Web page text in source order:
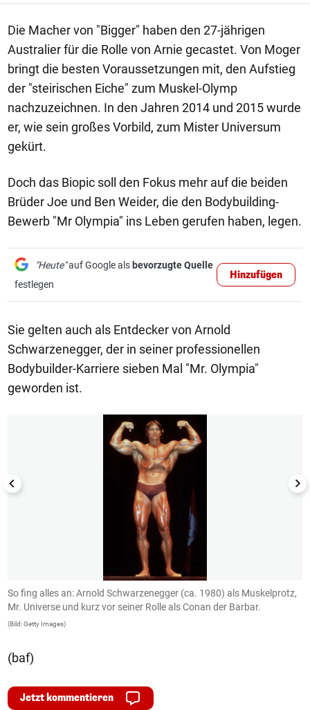
Die Macher von "Bigger" haben den 27-jährigen
Australier für die Rolle von Arnie gecastet. Von Moger
bringt die besten Voraussetzungen mit, den Aufstieg
der "steirischen Eiche" zum Muskel-Olymp
nachzuzeichnen. In den Jahren 2014 und 2015 wurde
er, wie sein großes Vorbild, zum Mister Universum
gekürt.
Doch das Biopic soll den Fokus mehr auf die beiden
Brüder Joe und Ben Weider, die den Bodybuilding-
Bewerb "Mr Olympia" ins Leben gerufen haben, legen.
"Heute"auf Google als bevorzugte Quelle
festlegen
Hinzufügen
Sie gelten auch als Entdecker von Arnold
Schwarzenegger, der in seiner professionellen
Bodybuilder-Karriere sieben Mal "Mr. Olympia"
geworden ist.
1/14
So fing alles an: Arnold Schwarzenegger (ca. 1980) als Muskelprotz,
Mr. Universe und kurz vor seiner Rolle als Conan der Barbar.
(Bild: Getty Images)
(baf)
Jetzt kommentieren